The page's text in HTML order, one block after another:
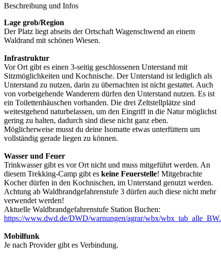
Beschreibung und Infos
Lage grob/Region
Der Platz liegt abseits der Ortschaft Wagenschwend an einem
Waldrand mit schönen Wiesen.
Infrastruktur
Vor Ort gibt es einen 3-seitig geschlossenen Unterstand mit
Sitzmöglichkeiten und Kochnische. Der Unterstand ist lediglich als
Unterstand zu nutzen, darin zu übernachten ist nicht gestattet. Auch
von vorbeigehende Wanderern dürfen den Unterstand nutzen. Es ist
ein Toilettenhäuschen vorhanden. Die drei Zeltstellplätze sind
weitestgehend naturbelassen, um den Eingriff in die Natur möglichst
gering zu halten, dadurch sind diese nicht ganz eben.
Möglicherweise musst du deine Isomatte etwas unterfüttern um
vollständig gerade liegen zu können.
Wasser und Feuer
Trinkwasser gibt es vor Ort nicht und muss mitgeführt werden. An
diesem Trekking-Camp gibt es keine Feuerstelle! Mitgebrachte
Kocher dürfen in den Kochnischen, im Unterstand genutzt werden.
Achtung ab Waldbrandgefahrenstufe 3 dürfen auch diese nicht mehr
verwendet werden!
Aktuelle Waldbrandgefahrenstufe Station Buchen:
https://www.dwd.de/DWD/warnungen/agrar/wbx/
Mobilfunk
Je nach Provider gibt es Verbindung.